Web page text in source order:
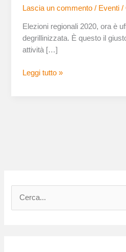
Lascia un commento / Eventi /
Elezioni regionali 2020, ora è
degrillinizzata. È questo il
attività […]
Leggi tutto »